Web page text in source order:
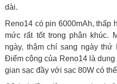
dài.
Reno14 có pin 6000mAh, thấp
mức rất tốt trong phân khúc.
ngày, thậm chí sang ngày
Điểm cộng của Reno14 là
gian sạc đầy với sạc 80W có